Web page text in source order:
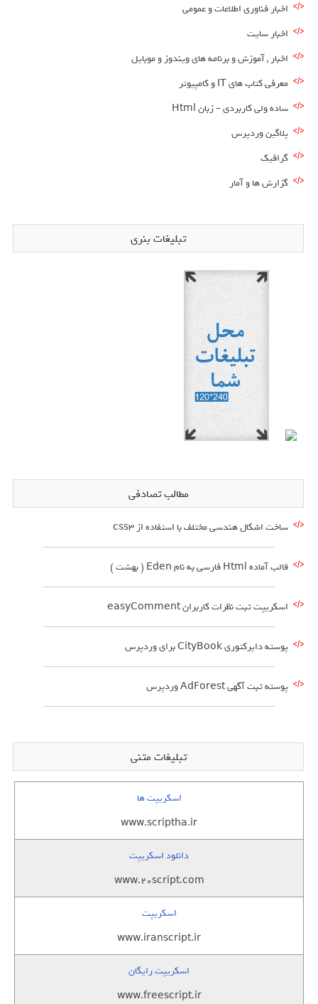
اخبار فناوری اطلاعات و عمومی
اخبار سایت
اخبار , آموزش و برنامه های ویندوز و موبایل
معرفی کتاب های IT و کامپیوتر
ساده ولی کاربردی – زبان Html
پلاگین وردپرس
گرافیک
گزارش ها و آمار
تبلیغات بنری
مطالب تصادفی
ساخت اشکال هندسی مختلف با استفاده از css3
قالب آماده Html فارسی به نام Eden ( بهشت )
اسکریپت ثبت نظرات کاربران easyComment
پوسته دایرکتوری CityBook برای وردپرس
پوسته ثبت آگهی AdForest وردپرس
تبلیغات متنی
اسکریپت ها
www.scriptha.ir
دانلود اسکریپت
www.20script.com
اسکریپت
www.iranscript.ir
اسکریپت رایگان
www.freescript.ir